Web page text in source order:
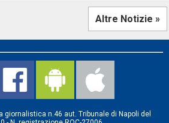
Altre Notizie »
n.46 aut. Tribunale di Napoli del